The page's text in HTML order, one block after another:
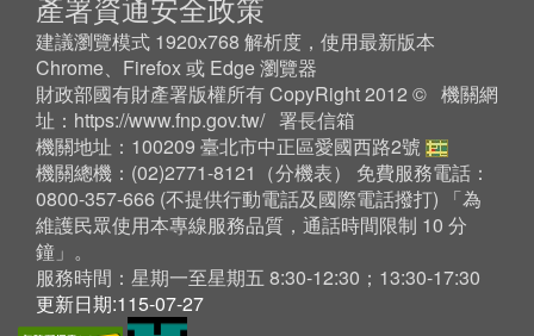
建議瀏覽模式 1920x768 解析度，使用最新版本
Chrome、Firefox 或 Edge 瀏覽器
財政部國有財產署版權所有 CopyRight 2012 © 機關網
址： https://www.fnp.gov.tw/ 署長信箱
機關地址：100209 臺北市中正區愛國西路2號
機關總機：(02)2771-8121（分機表） 免費服務電話：
0800-357-666 (不提供行動電話及國際電話撥打) 「為
維護民眾使用本專線服務品質，通話時間限制 10 分
鐘」。
服務時間：星期一至星期五 8:30-12:30；13:30-17:30
更新日期:115-07-27